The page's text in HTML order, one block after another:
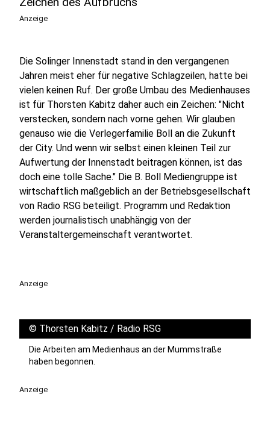
Anzeige
Die Solinger Innenstadt stand in den vergangenen
Jahren meist eher für negative Schlagzeilen, hatte bei
vielen keinen Ruf. Der große Umbau des Medienhauses
ist für Thorsten Kabitz daher auch ein Zeichen: "Nicht
verstecken, sondern nach vorne gehen. Wir glauben
genauso wie die Verlegerfamilie Boll an die Zukunft
der City. Und wenn wir selbst einen kleinen Teil zur
Aufwertung der Innenstadt beitragen können, ist das
doch eine tolle Sache." Die B. Boll Mediengruppe ist
wirtschaftlich maßgeblich an der Betriebsgesellschaft
von Radio RSG beteiligt. Programm und Redaktion
werden journalistisch unabhängig von der
Veranstaltergemeinschaft verantwortet.
Anzeige
© Thorsten Kabitz / Radio RSG
Die Arbeiten am Medienhaus an der Mummstraße
haben begonnen.
Anzeige